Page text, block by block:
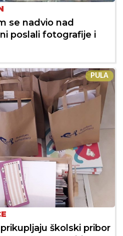
se nadvio nad
poslali fotografije i
PULA
školski pribor